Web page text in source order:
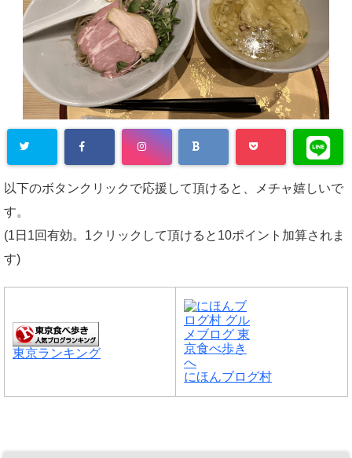
以下のボタンクリックで応援して頂けると、メチャ嬉しいで
す。
(1日1回有効。1クリックして頂けると10ポイント加算されま
す)
東京ランキング
にほんブログ村